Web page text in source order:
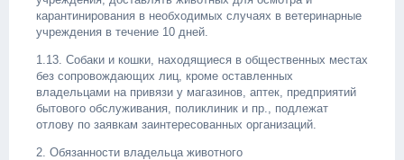
карантинирования в необходимых случаях в ветеринарные
учреждения в течение 10 дней.
1.13. Собаки и кошки, находящиеся в общественных местах
без сопровождающих лиц, кроме оставленных
владельцами на привязи у магазинов, аптек, предприятий
бытового обслуживания, поликлиник и пр., подлежат
отлову по заявкам заинтересованных организаций.
2. Обязанности владельца животного